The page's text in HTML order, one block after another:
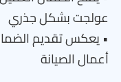
عولجت بشكل جذري
• يعكس تقديم الضمان
أعمال الصيانة